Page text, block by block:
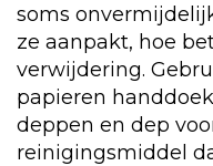
soms
ze aanpakt, hoe
verwijdering.
papieren
deppen en dep
reinigingsmiddel